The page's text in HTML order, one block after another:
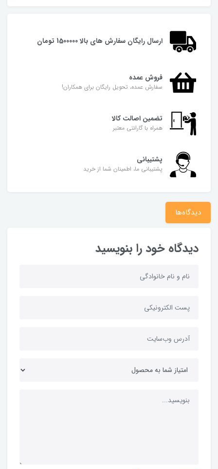
ارسال رایگان سفارش های بالا 1500000 تومان
فروش عمده
سفارش عمده، تحویل رایگان برای همکاران!
تضمین اصالت کالا
همراه با گارانتی معتبر
پشتیبانی
پشتیبانی ما، اطمینان شما از خرید
دیدگاه‌ها
دیدگاه خود را بنویسید